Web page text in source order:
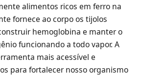
alimentos ricos em ferro na
fornece ao corpo os tijolos
hemoglobina e manter o
funcionando a todo vapor. A
mais acessível e
para fortalecer nosso organismo